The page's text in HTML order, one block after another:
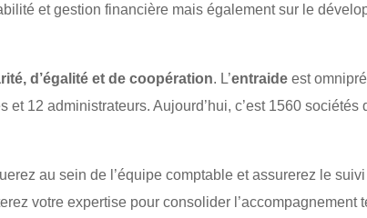
et gestion financière mais également sur le
d’égalité et de coopération. L’entraide est
12 administrateurs. Aujourd’hui, c’est 1560
au sein de l’équipe comptable et assurerez le
votre expertise pour consolider l’accompagnement